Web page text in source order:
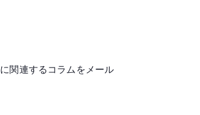
関連するコラムをメール